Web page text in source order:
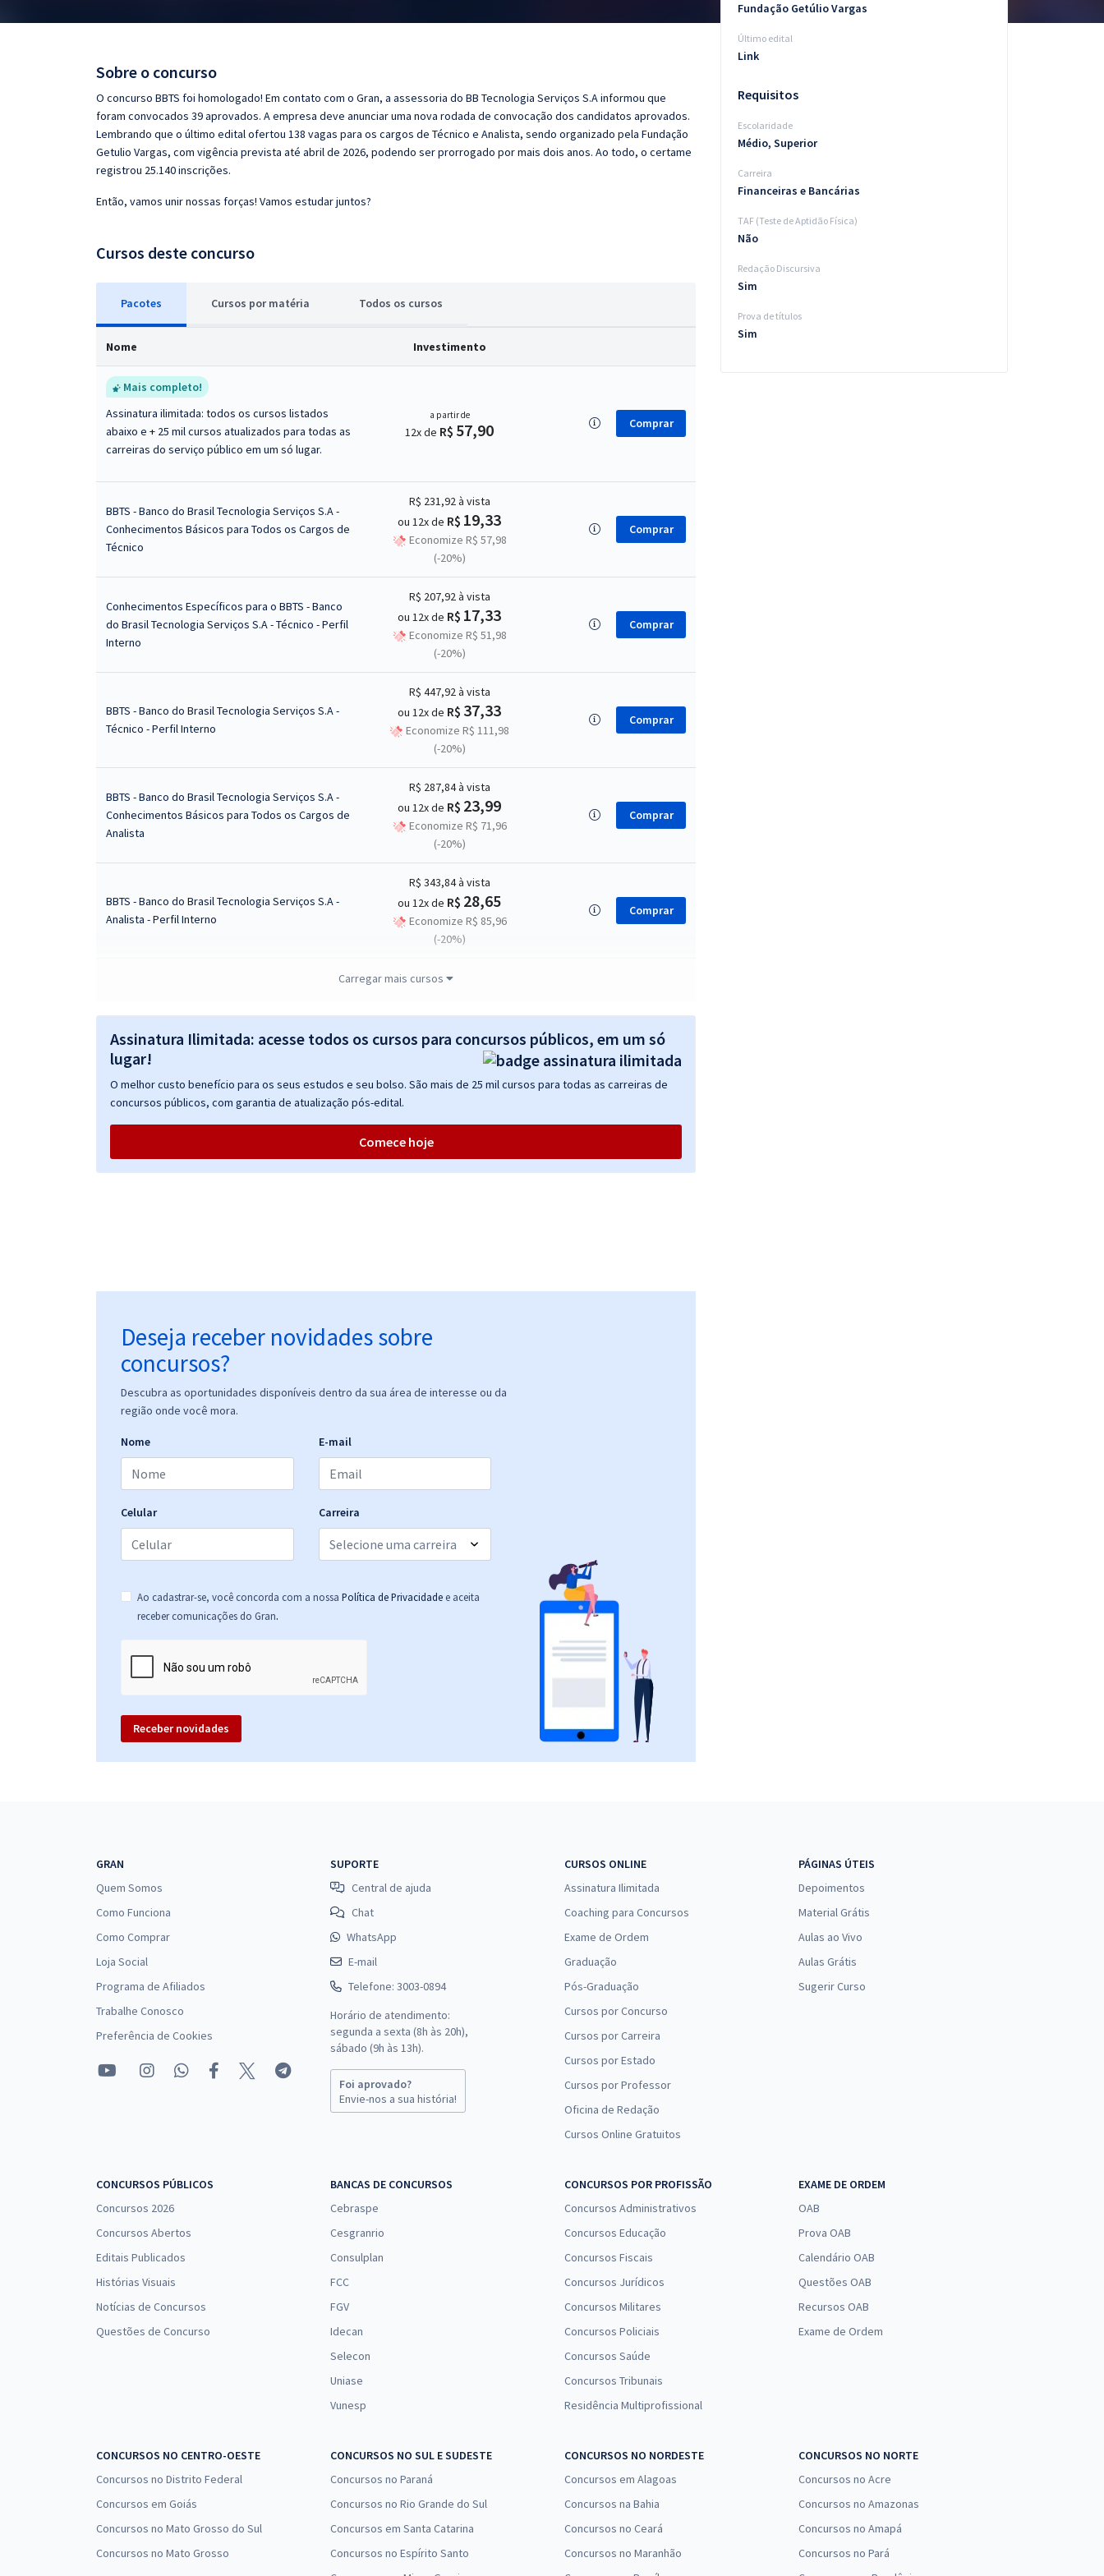
Questões grátis
Conteúdo gratuito
Sobre o concurso
O concurso BBTS foi homologado! Em contato com o Gran, a assessoria do BB Tecnologia Serviços S.A informou que
foram convocados 39 aprovados. A empresa deve anunciar uma nova rodada de convocação dos candidatos aprovados.
Lembrando que o último edital ofertou 138 vagas para os cargos de Técnico e Analista, sendo organizado pela Fundação
Getulio Vargas, com vigência prevista até abril de 2026, podendo ser prorrogado por mais dois anos. Ao todo, o certame
registrou 25.140 inscrições.
Então, vamos unir nossas forças! Vamos estudar juntos?
Cursos deste concurso
Pacotes Cursos por matéria Todos os cursos
Nome Investimento
Mais completo!
Assinatura ilimitada: todos os cursos listados
abaixo e + 25 mil cursos atualizados para todas as
carreiras do serviço público em um só lugar.
a partir de
12x de R$ 57,90 Comprar
BBTS - Banco do Brasil Tecnologia Serviços S.A -
Conhecimentos Básicos para Todos os Cargos de
Técnico
R$ 231,92à vista
ou 12x de R$ 19,33
Economize R$ 57,98
(-20%)
Comprar
Conhecimentos Específicos para o BBTS - Banco
do Brasil Tecnologia Serviços S.A - Técnico - Perfil
Interno
R$ 207,92à vista
ou 12x de R$ 17,33
Economize R$ 51,98
(-20%)
Comprar
BBTS - Banco do Brasil Tecnologia Serviços S.A -
Técnico - Perfil Interno
R$ 447,92à vista
ou 12x de R$ 37,33
Economize R$ 111,98
(-20%)
Comprar
BBTS - Banco do Brasil Tecnologia Serviços S.A -
Conhecimentos Básicos para Todos os Cargos de
Analista
R$ 287,84à vista
ou 12x de R$ 23,99
Economize R$ 71,96
(-20%)
Comprar
BBTS - Banco do Brasil Tecnologia Serviços S.A -
Analista - Perfil Interno
R$ 343,84à vista
ou 12x de R$ 28,65
Economize R$ 85,96
(-20%)
Comprar
R$ 207,84
Economize R$ 51,96
(-20%)
Carregar mais cursos
Assinatura Ilimitada: acesse todos os cursos para concursos públicos, em um só
lugar!
O melhor custo benefício para os seus estudos e seu bolso. São mais de 25 mil cursos para todas as carreiras de
concursos públicos, com garantia de atualização pós-edital.
Comece hoje
Deseja receber novidades sobre
concursos?
Descubra as oportunidades disponíveis dentro da sua área de interesse ou da
região onde você mora.
Nome E-mail
Celular Carreira
Ao cadastrar-se, você concorda com a nossa Política de Privacidade e aceita
receber comunicações do Gran.
Receber novidades
Fundação Getúlio Vargas
Último edital
Link
Requisitos
Escolaridade
Médio, Superior
Carreira
Financeiras e Bancárias
TAF (Teste de Aptidão Física)
Não
Redação Discursiva
Sim
Prova de títulos
Sim
GRAN
Quem Somos
Como Funciona
Como Comprar
Loja Social
Programa de Afiliados
Trabalhe Conosco
Preferência de Cookies
SUPORTE
Central de ajuda
Chat
WhatsApp
E-mail
Telefone: 3003-0894
Horário de atendimento:
segunda a sexta (8h às 20h),
sábado (9h às 13h).
Foi aprovado?
Envie-nos a sua história!
CURSOS ONLINE
Assinatura Ilimitada
Coaching para Concursos
Exame de Ordem
Graduação
Pós-Graduação
Cursos por Concurso
Cursos por Carreira
Cursos por Estado
Cursos por Professor
Oficina de Redação
Cursos Online Gratuitos
PÁGINAS ÚTEIS
Depoimentos
Material Grátis
Aulas ao Vivo
Aulas Grátis
Sugerir Curso
CONCURSOS PÚBLICOS
Concursos 2026
Concursos Abertos
Editais Publicados
Histórias Visuais
Notícias de Concursos
Questões de Concurso
BANCAS DE CONCURSOS
Cebraspe
Cesgranrio
Consulplan
FCC
FGV
Idecan
Selecon
Uniase
Vunesp
CONCURSOS POR PROFISSÃO
Concursos Administrativos
Concursos Educação
Concursos Fiscais
Concursos Jurídicos
Concursos Militares
Concursos Policiais
Concursos Saúde
Concursos Tribunais
Residência Multiprofissional
EXAME DE ORDEM
OAB
Prova OAB
Calendário OAB
Questões OAB
Recursos OAB
Exame de Ordem
CONCURSOS NO CENTRO-OESTE
Concursos no Distrito Federal
Concursos em Goiás
Concursos no Mato Grosso do Sul
Concursos no Mato Grosso
CONCURSOS NO SUL E SUDESTE
Concursos no Paraná
Concursos no Rio Grande do Sul
Concursos em Santa Catarina
Concursos no Espírito Santo
CONCURSOS NO NORDESTE
Concursos em Alagoas
Concursos na Bahia
Concursos no Ceará
Concursos no Maranhão
CONCURSOS NO NORTE
Concursos no Acre
Concursos no Amazonas
Concursos no Amapá
Concursos no Pará